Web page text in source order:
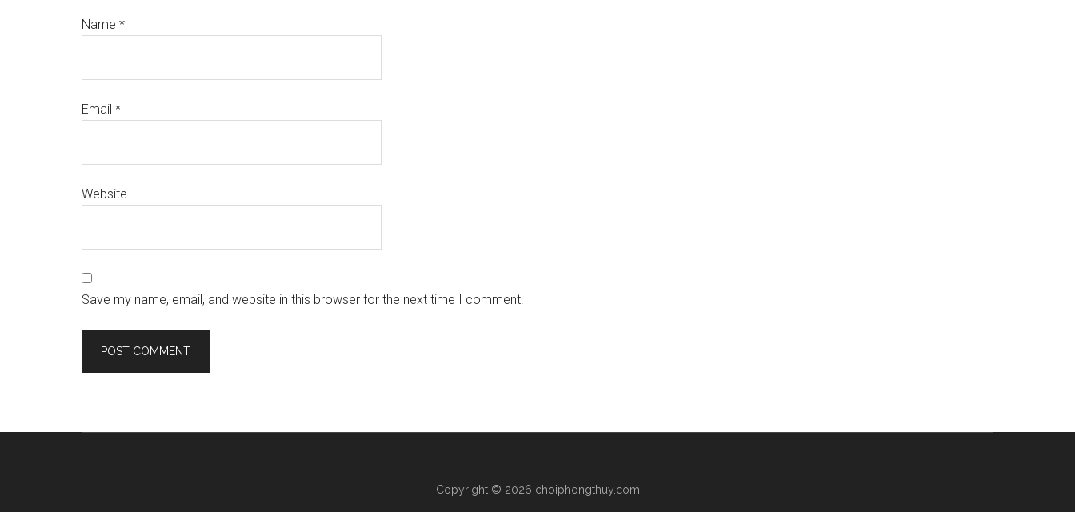
Name *
Email *
Website
Save my name, email, and website in this browser for the next time I comment.
Copyright © 2026 choiphongthuy.com